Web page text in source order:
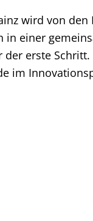
wird von
in einer
erste
im